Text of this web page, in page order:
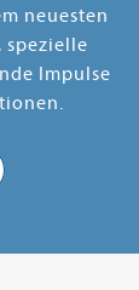
neuesten
spezielle
Impulse